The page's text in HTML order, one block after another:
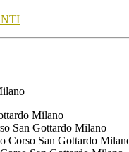
Milano
San Gottardo Milano
Corso San Gottardo